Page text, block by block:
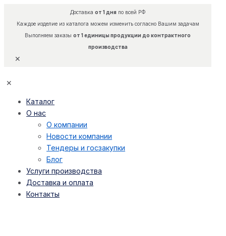
Доставка от 1 дняпо всей РФ
Каждое изделие из каталога можем изменить согласно Вашим задачам
Выполняем заказы от 1 единицы продукции до контрактного
производства
✕
✕
Каталог
О нас
О компании
Новости компании
Тендеры и госзакупки
Блог
Услуги производства
Доставка и оплата
Контакты